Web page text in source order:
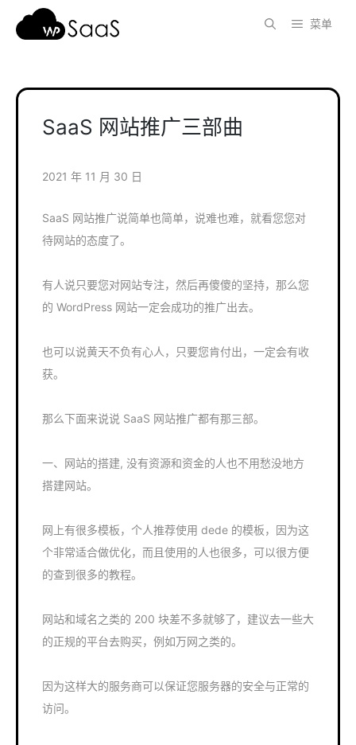
菜单
SaaS 网站推广三部曲
2021 年 11 月 30 日
SaaS 网站推广说简单也简单，说难也难，就看您您对
待网站的态度了。
有人说只要您对网站专注，然后再傻傻的坚持，那么您
的 WordPress 网站一定会成功的推广出去。
也可以说黄天不负有心人，只要您肯付出，一定会有收
获。
那么下面来说说 SaaS 网站推广都有那三部。
一、网站的搭建, 没有资源和资金的人也不用愁没地方
搭建网站。
网上有很多模板，个人推荐使用 dede 的模板，因为这
个非常适合做优化，而且使用的人也很多，可以很方便
的查到很多的教程。
网站和域名之类的 200 块差不多就够了，建议去一些大
的正规的平台去购买，例如万网之类的。
因为这样大的服务商可以保证您服务器的安全与正常的
访问。